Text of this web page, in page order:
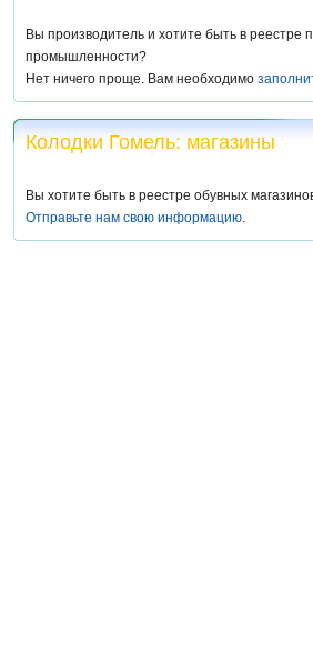
Вы производитель и хотите быть в реестре
промышленности?
Нет ничего проще. Вам необходимо
Колодки Гомель: магазины
Вы хотите быть в реестре обувных
Отправьте нам свою информацию.